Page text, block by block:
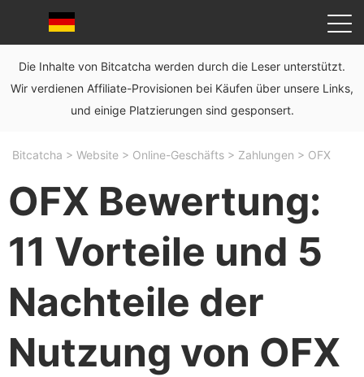
Die Inhalte von Bitcatcha werden durch die Leser unterstützt.
Wir verdienen Affiliate-Provisionen bei Käufen über unsere Links,
und einige Platzierungen sind gesponsert.
Bitcatcha > Website > Online-Geschäfts > Zahlungen > OFX
OFX Bewertung:
11 Vorteile und 5
Nachteile der
Nutzung von OFX